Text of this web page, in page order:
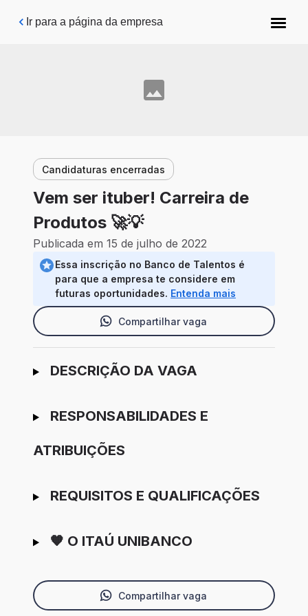
Pular para o conteúdo principal
Ir para a página da empresa
Candidaturas encerradas
Vem ser ituber! Carreira de
Produtos 🚀💡
Publicada em 15 de julho de 2022
Essa inscrição no Banco de Talentos é
para que a empresa te considere em
futuras oportunidades. Entenda mais
Compartilhar vaga
Ir para candidatura
DESCRIÇÃO DA VAGA
RESPONSABILIDADES E
ATRIBUIÇÕES
REQUISITOS E QUALIFICAÇÕES
🧡 O ITAÚ UNIBANCO
Compartilhar vaga